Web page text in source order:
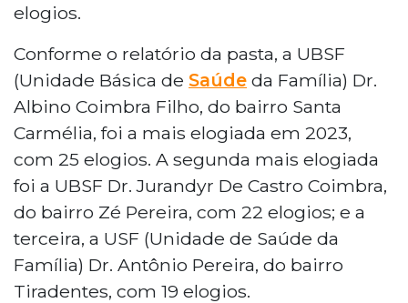
elogios.
Conforme o relatório da pasta, a UBSF
(Unidade Básica de Saúde da Família) Dr.
Albino Coimbra Filho, do bairro Santa
Carmélia, foi a mais elogiada em 2023,
com 25 elogios. A segunda mais elogiada
foi a UBSF Dr. Jurandyr De Castro Coimbra,
do bairro Zé Pereira, com 22 elogios; e a
terceira, a USF (Unidade de Saúde da
Família) Dr. Antônio Pereira, do bairro
Tiradentes, com 19 elogios.